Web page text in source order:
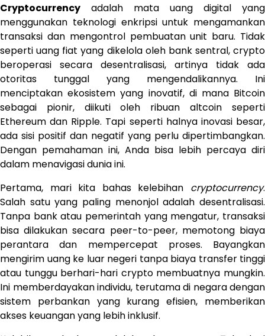
Cryptocurrency adalah mata uang digital yang
menggunakan teknologi enkripsi untuk mengamankan
transaksi dan mengontrol pembuatan unit baru. Tidak
seperti uang fiat yang dikelola oleh bank sentral, crypto
beroperasi secara desentralisasi, artinya tidak ada
otoritas tunggal yang mengendalikannya. Ini
menciptakan ekosistem yang inovatif, di mana Bitcoin
sebagai pionir, diikuti oleh ribuan altcoin seperti
Ethereum dan Ripple. Tapi seperti halnya inovasi besar,
ada sisi positif dan negatif yang perlu dipertimbangkan.
Dengan pemahaman ini, Anda bisa lebih percaya diri
dalam menavigasi dunia ini.
Pertama, mari kita bahas kelebihan cryptocurrency.
Salah satu yang paling menonjol adalah desentralisasi.
Tanpa bank atau pemerintah yang mengatur, transaksi
bisa dilakukan secara peer-to-peer, memotong biaya
perantara dan mempercepat proses. Bayangkan
mengirim uang ke luar negeri tanpa biaya transfer tinggi
atau tunggu berhari-hari crypto membuatnya mungkin.
Ini memberdayakan individu, terutama di negara dengan
sistem perbankan yang kurang efisien, memberikan
akses keuangan yang lebih inklusif.